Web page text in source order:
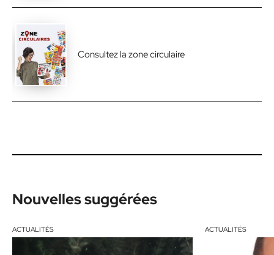
Consultez la zone circulaire
Nouvelles suggérées
ACTUALITÉS ACTUALITÉS